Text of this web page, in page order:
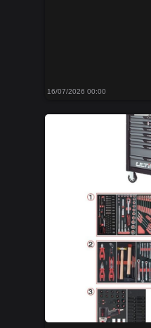
16/07/2026 00:00